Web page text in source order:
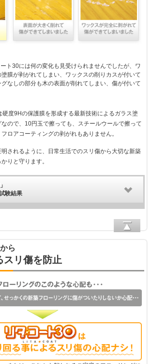
ト30には何の変化も見受けられませんでしたが、ワ
膜が剥がれてしまい、ワックスの削りカスが付いて
なしの部分も木の表面が削れてしまい、傷が付いて
硬度9Hの保護膜を形成する最新技術によるガラス塗
ので、10円玉で擦っても、スチールウールで擦って
ロアコーティングの剥がれもありません。
されるように、日常生活でのスリ傷から大切な新築
りと守ります。
験結果
ら
スリ傷を防止